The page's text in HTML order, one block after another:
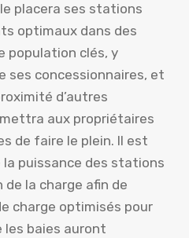
placera ses stations
optimaux dans des
population clés, y
ses concessionnaires, et
d’autres
aux propriétaires
de faire le plein. Il est
puissance des stations
la charge afin de
charge optimisés pour
les baies auront